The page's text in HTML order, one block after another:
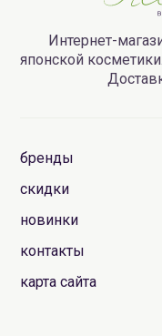
Интернет-
японской
бренды
скидки
новинки
контакты
карта сайта